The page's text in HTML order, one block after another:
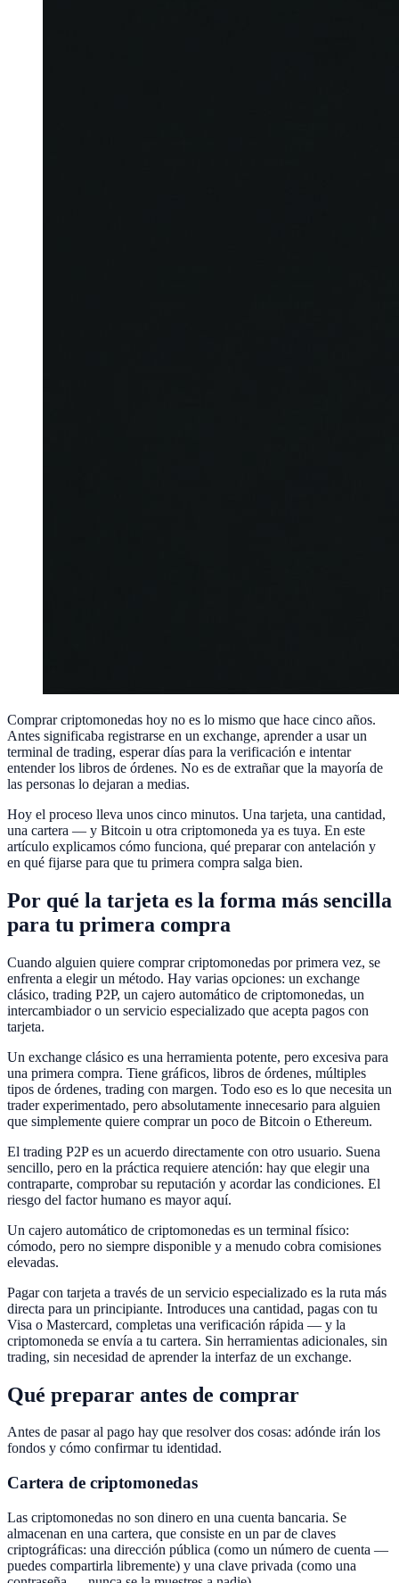
Comprar criptomonedas hoy no es lo mismo que hace cinco años.
Antes significaba registrarse en un exchange, aprender a usar un
terminal de trading, esperar días para la verificación e intentar
entender los libros de órdenes. No es de extrañar que la mayoría de
las personas lo dejaran a medias.
Hoy el proceso lleva unos cinco minutos. Una tarjeta, una cantidad,
una cartera — y Bitcoin u otra criptomoneda ya es tuya. En este
artículo explicamos cómo funciona, qué preparar con antelación y
en qué fijarse para que tu primera compra salga bien.
Por qué la tarjeta es la forma más sencilla
para tu primera compra
Cuando alguien quiere comprar criptomonedas por primera vez, se
enfrenta a elegir un método. Hay varias opciones: un exchange
clásico, trading P2P, un cajero automático de criptomonedas, un
intercambiador o un servicio especializado que acepta pagos con
tarjeta.
Un exchange clásico es una herramienta potente, pero excesiva para
una primera compra. Tiene gráficos, libros de órdenes, múltiples
tipos de órdenes, trading con margen. Todo eso es lo que necesita un
trader experimentado, pero absolutamente innecesario para alguien
que simplemente quiere comprar un poco de Bitcoin o Ethereum.
El trading P2P es un acuerdo directamente con otro usuario. Suena
sencillo, pero en la práctica requiere atención: hay que elegir una
contraparte, comprobar su reputación y acordar las condiciones. El
riesgo del factor humano es mayor aquí.
Un cajero automático de criptomonedas es un terminal físico:
cómodo, pero no siempre disponible y a menudo cobra comisiones
elevadas.
Pagar con tarjeta a través de un servicio especializado es la ruta más
directa para un principiante. Introduces una cantidad, pagas con tu
Visa o Mastercard, completas una verificación rápida — y la
criptomoneda se envía a tu cartera. Sin herramientas adicionales, sin
trading, sin necesidad de aprender la interfaz de un exchange.
Qué preparar antes de comprar
Antes de pasar al pago hay que resolver dos cosas: adónde irán los
fondos y cómo confirmar tu identidad.
Cartera de criptomonedas
Las criptomonedas no son dinero en una cuenta bancaria. Se
almacenan en una cartera, que consiste en un par de claves
criptográficas: una dirección pública (como un número de cuenta —
puedes compartirla libremente) y una clave privada (como una